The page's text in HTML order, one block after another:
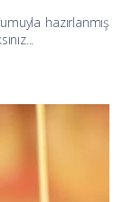
hazırlanmış